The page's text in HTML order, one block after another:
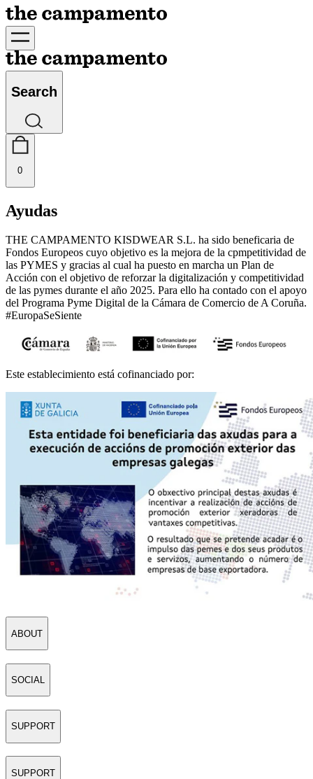
Search
0
Ayudas
THE CAMPAMENTO KISDWEAR S.L. ha sido beneficaria de
Fondos Europeos cuyo objetivo es la mejora de la cpmpetitividad de
las PYMES y gracias al cual ha puesto en marcha un Plan de
Acción con el objetivo de reforzar la digitalización y competitividad
de las pymes durante el año 2025. Para ello ha contado con el apoyo
del Programa Pyme Digital de la Cámara de Comercio de A Coruña.
#EuropaSeSiente
Este establecimiento está cofinanciado por:
ABOUT
SOCIAL
SUPPORT
SUPPORT